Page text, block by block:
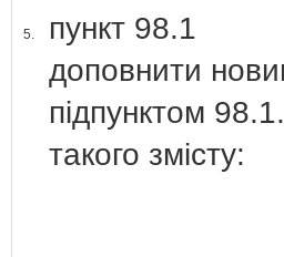
5.
пункт 98.1
доповнити
підпунктом
такого змісту: